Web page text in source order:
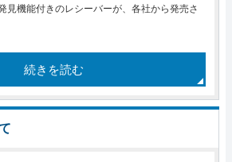
見機能付きのレシーバーが、各社から発売さ
続きを読む